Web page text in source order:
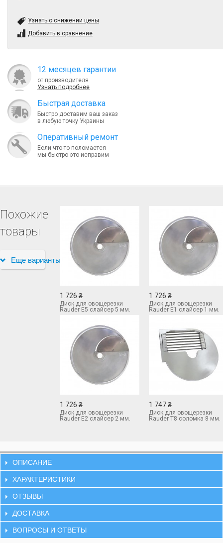
Узнать о снижении цены
Добавить в сравнение
12 месяцев гарантии
от производителя
Узнать подробнее
Быcтрая доставка
Быстро доставим ваш заказ
в любую точку Украины
Оперативный ремонт
Если что-то поломается
мы быстро это исправим
Похожие
товары
Еще варианты
1 726 ₴
Диск для овощерезки
Rauder E5 слайсер 5 мм.
1 726 ₴
Диск для овощерезки
Rauder E1 слайсер 1 мм.
1 726 ₴
Диск для овощерезки
Rauder E2 слайсер 2 мм.
1 747 ₴
Диск для овощерезки
Rauder T8 соломка 8 мм.
ОПИСАНИЕ
ХАРАКТЕРИСТИКИ
ОТЗЫВЫ
ДОСТАВКА
ВОПРОСЫ И ОТВЕТЫ